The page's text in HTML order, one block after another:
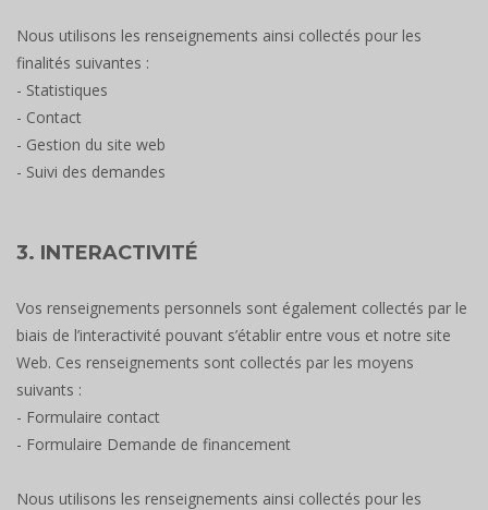
Nous utilisons les renseignements ainsi collectés pour les
finalités suivantes :
- Statistiques
- Contact
- Gestion du site web
- Suivi des demandes
3. INTERACTIVITÉ
Vos renseignements personnels sont également collectés par le
biais de l’interactivité pouvant s’établir entre vous et notre site
Web. Ces renseignements sont collectés par les moyens
suivants :
- Formulaire contact
- Formulaire Demande de financement
Nous utilisons les renseignements ainsi collectés pour les